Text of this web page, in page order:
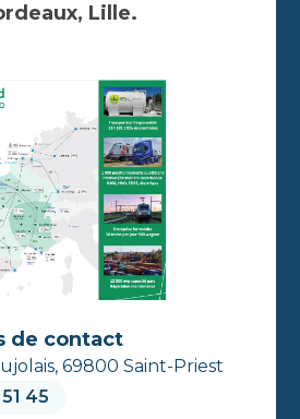
Lille.
de contact
69800 Saint-Priest
45